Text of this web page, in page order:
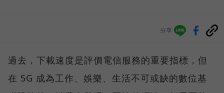
分享
過去，下載速度是評價電信服務的重要指標，但
在 5G 成為工作、娛樂、生活不可或缺的數位基